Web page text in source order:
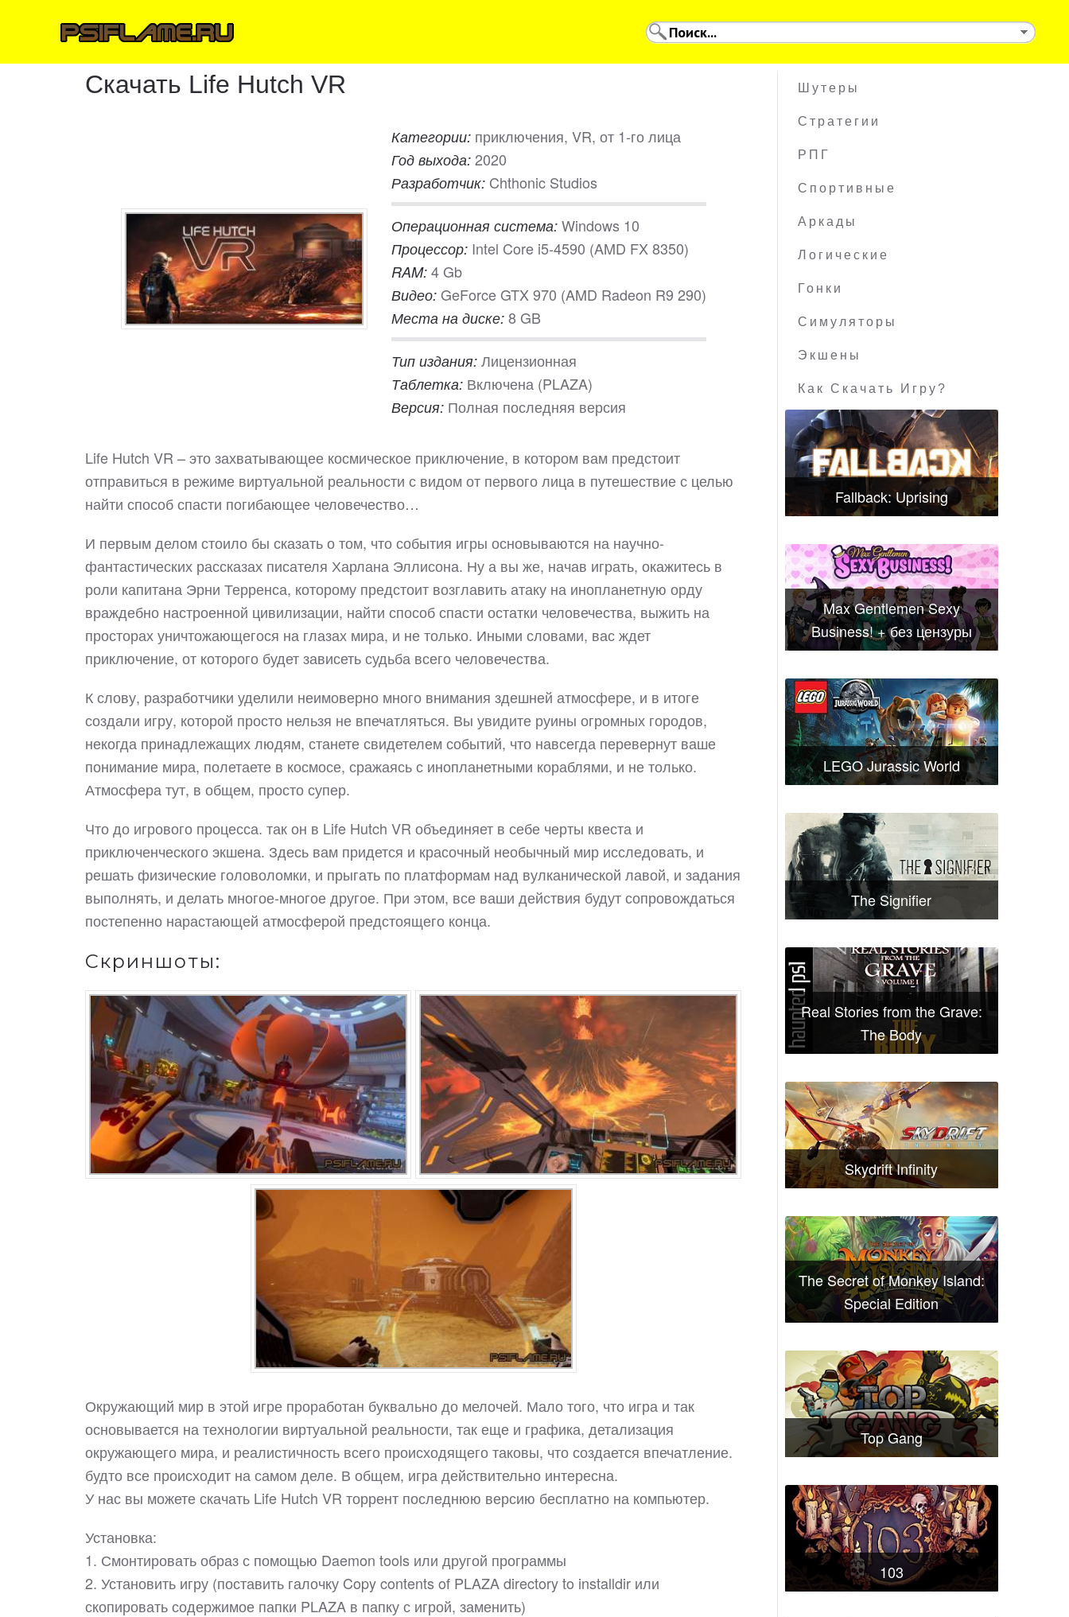
Скачать Life Hutch VR
Категории: приключения, VR, от 1-го лица
Год выхода: 2020
Разработчик: Chthonic Studios
Операционная система: Windows 10
Процессор: Intel Core i5-4590 (AMD FX 8350)
RAM: 4 Gb
Видео: GeForce GTX 970 (AMD Radeon R9 290)
Места на диске: 8 GB
Тип издания: Лицензионная
Таблетка: Включена (PLAZA)
Версия: Полная последняя версия
Life Hutch VR – это захватывающее космическое приключение, в котором вам предстоит
отправиться в режиме виртуальной реальности с видом от первого лица в путешествие с целью
найти способ спасти погибающее человечество…
И первым делом стоило бы сказать о том, что события игры основываются на научно-
фантастических рассказах писателя Харлана Эллисона. Ну а вы же, начав играть, окажитесь в
роли капитана Эрни Терренса, которому предстоит возглавить атаку на инопланетную орду
враждебно настроенной цивилизации, найти способ спасти остатки человечества, выжить на
просторах уничтожающегося на глазах мира, и не только. Иными словами, вас ждет
приключение, от которого будет зависеть судьба всего человечества.
К слову, разработчики уделили неимоверно много внимания здешней атмосфере, и в итоге
создали игру, которой просто нельзя не впечатляться. Вы увидите руины огромных городов,
некогда принадлежащих людям, станете свидетелем событий, что навсегда перевернут ваше
понимание мира, полетаете в космосе, сражаясь с инопланетными кораблями, и не только.
Атмосфера тут, в общем, просто супер.
Что до игрового процесса. так он в Life Hutch VR объединяет в себе черты квеста и
приключенческого экшена. Здесь вам придется и красочный необычный мир исследовать, и
решать физические головоломки, и прыгать по платформам над вулканической лавой, и задания
выполнять, и делать многое-многое другое. При этом, все ваши действия будут сопровождаться
постепенно нарастающей атмосферой предстоящего конца.
Скриншоты:
Окружающий мир в этой игре проработан буквально до мелочей. Мало того, что игра и так
основывается на технологии виртуальной реальности, так еще и графика, детализация
окружающего мира, и реалистичность всего происходящего таковы, что создается впечатление.
будто все происходит на самом деле. В общем, игра действительно интересна.
У нас вы можете скачать Life Hutch VR торрент последнюю версию бесплатно на компьютер.
Установка:
1. Смонтировать образ с помощью Daemon tools или другой программы
2. Установить игру (поставить галочку Copy contents of PLAZA directory to installdir или
скопировать содержимое папки PLAZA в папку с игрой, заменить)
Шутеры
Стратегии
РПГ
Спортивные
Аркады
Логические
Гонки
Симуляторы
Экшены
Как Скачать Игру?
Fallback: Uprising
Max Gentlemen Sexy
Business! + без цензуры
LEGO Jurassic World
The Signifier
Real Stories from the Grave:
The Body
Skydrift Infinity
The Secret of Monkey Island:
Special Edition
Top Gang
103